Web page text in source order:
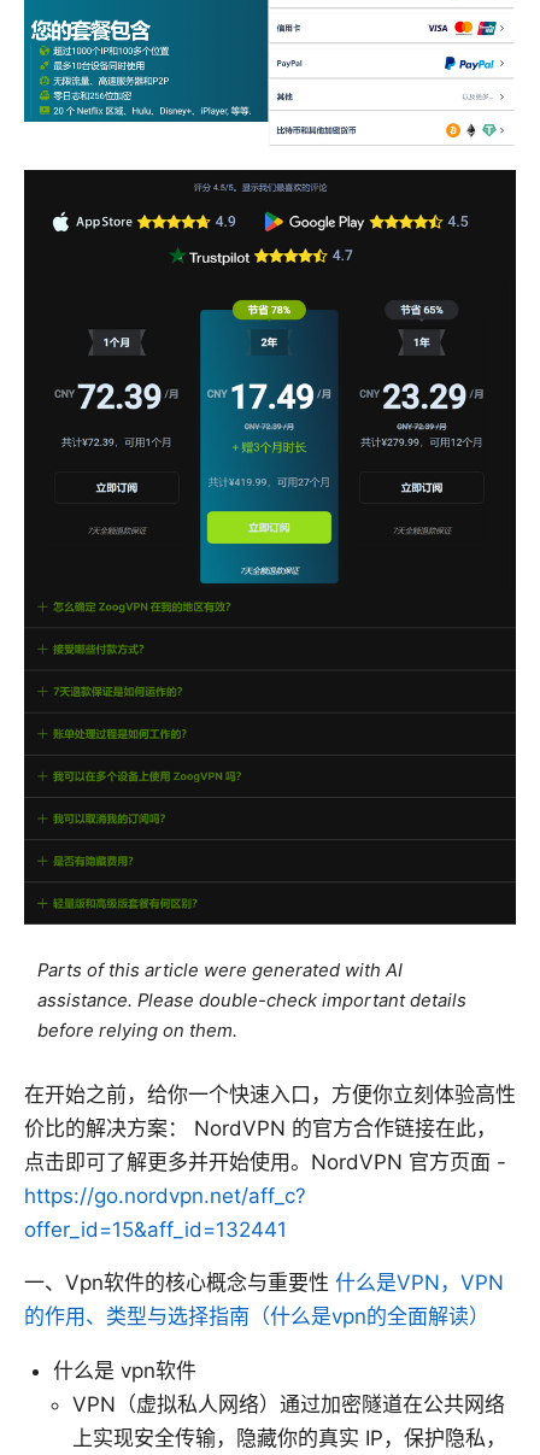
Parts of this article were generated with AI
assistance. Please double-check important details
before relying on them.
在开始之前，给你一个快速入口，方便你立刻体验高性
价比的解决方案： NordVPN 的官方合作链接在此，
点击即可了解更多并开始使用。NordVPN 官方页面 -
https://go.nordvpn.net/aff_c?
offer_id=15&aff_id=132441
一、Vpn软件的核心概念与重要性 什么是VPN，VPN
的作用、类型与选择指南（什么是vpn的全面解读）
什么是 vpn软件
VPN（虚拟私人网络）通过加密隧道在公共网络
上实现安全传输，隐藏你的真实 IP，保护隐私，